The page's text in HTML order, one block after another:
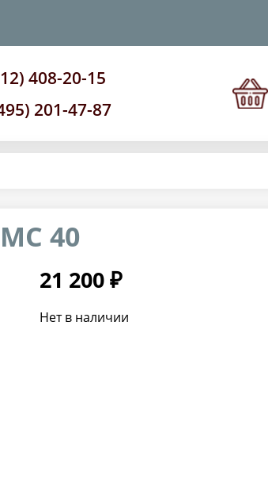
408-20-15
201-47-87
40
21 200 ₽
Нет в наличии